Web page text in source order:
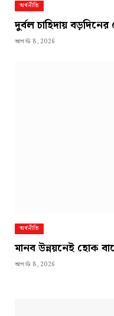
অর্থনীতি
দুর্বল চাহিদায়
আগস্ট 8, 2026
অর্থনীতি
মানব উন্নয়নেই হোক
আগস্ট 8, 2026